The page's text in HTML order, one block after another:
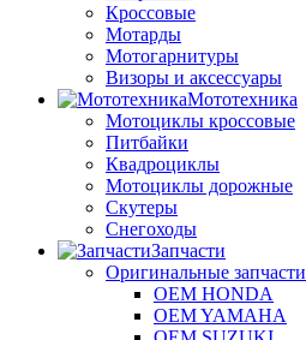
Кроссовые
Мотарды
Мотогарнитуры
Визоры и аксессуары
Мототехника
Мотоциклы кроссовые
Питбайки
Квадроциклы
Мотоциклы дорожные
Скутеры
Снегоходы
Запчасти
Оригинальные запчасти
OEM HONDA
OEM YAMAHA